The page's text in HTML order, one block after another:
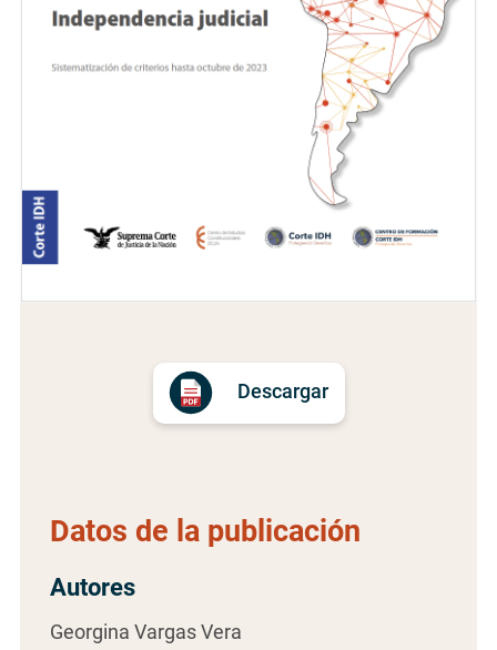
Descargar
Datos de la publicación
Autores
Georgina Vargas Vera